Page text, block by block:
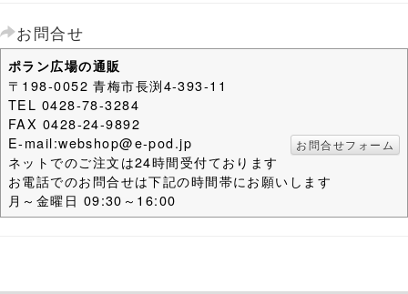
お問合せ
ポラン広場の通販
〒198-0052 青梅市長渕4-393-11
TEL 0428-78-3284
FAX 0428-24-9892
E-mail:webshop@e-pod.jp
お問合せフォーム
ネットでのご注文は24時間受付ております
お電話でのお問合せは下記の時間帯にお願いします
月～金曜日 09:30～16:00